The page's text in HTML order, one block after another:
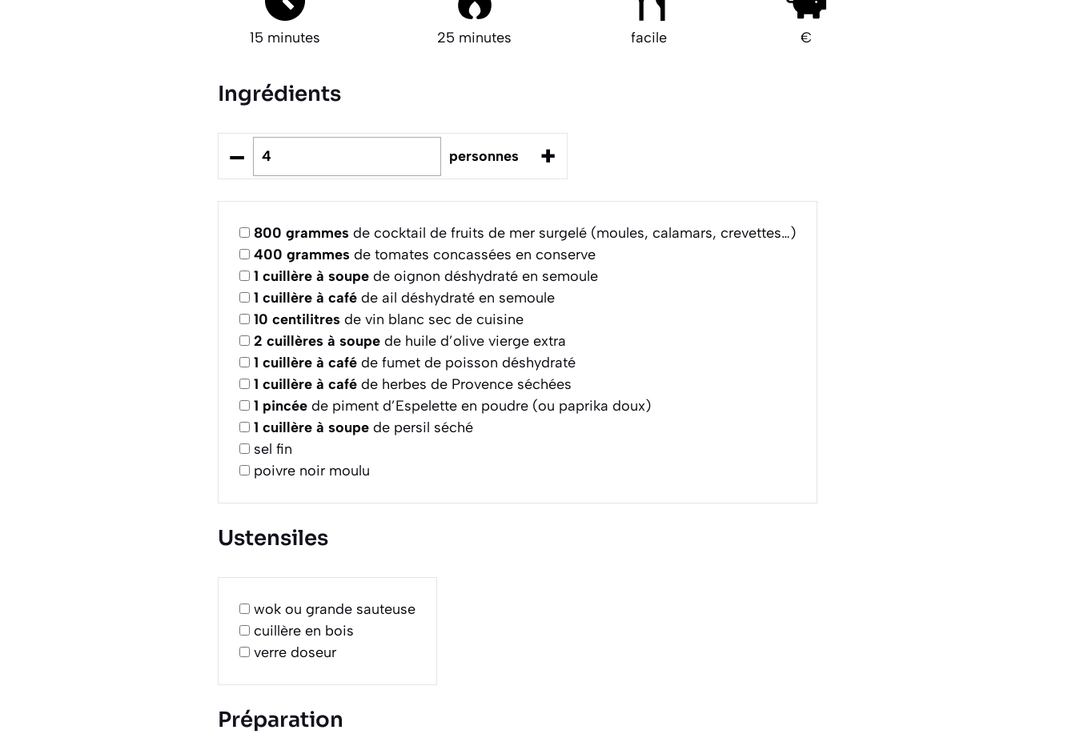
15 minutes 25 minutes facile €
Ingrédients
– personnes +
800 grammes de cocktail de fruits de mer surgelé (moules, calamars, crevettes…)
400 grammes de tomates concassées en conserve
1 cuillère à soupe de oignon déshydraté en semoule
1 cuillère à café de ail déshydraté en semoule
10 centilitres de vin blanc sec de cuisine
2 cuillères à soupe de huile d’olive vierge extra
1 cuillère à café de fumet de poisson déshydraté
1 cuillère à café de herbes de Provence séchées
1 pincée de piment d’Espelette en poudre (ou paprika doux)
1 cuillère à soupe de persil séché
sel fin
poivre noir moulu
Ustensiles
wok ou grande sauteuse
cuillère en bois
verre doseur
Préparation